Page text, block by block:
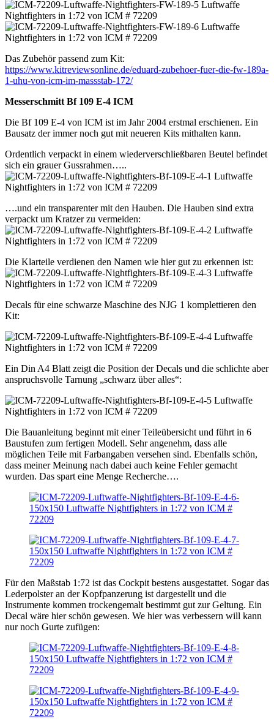
Das Zubehör passend zum Kit:
https://www.kitreviewsonline.de/eduard-zubehoer-fuer-die-fw-189a-
1-uhu-von-icm-im-massstab-172/
Messerschmitt Bf 109 E-4 ICM
Die Bf 109 E-4 von ICM ist im Jahr 2004 erstmal erschienen. Ein
Bausatz der immer noch gut mit neueren Kits mithalten kann.
Ordentlich verpackt in einem wiederverschließbaren Beutel befindet
sich ein grauer Gussrahmen…..
….und ein transparenter mit den Hauben. Die Hauben sind extra
verpackt um Kratzer zu vermeiden:
Die Klarteile verdienen den Namen wie hier gut zu erkennen ist:
Decals für eine schwarze Maschine des NJG 1 komplettieren den
Kit:
Ein Din A4 Blatt zeigt die Position der Decals und die schlichte aber
anspruchsvolle Tarnung „schwarz über alles“:
Die Bauanleitung beginnt mit einer Teileübersicht und führt in 6
Baustufen zum fertigen Modell. Sehr angenehm, dass alle
möglichen Teile mit Farbangaben versehen sind. Ebenfalls schön,
dass meiner Meinung nach dabei auch keine Fehler gemacht
wurden. Das spart eine Menge Recherche….
Für den Maßstab 1:72 ist das Cockpit bestens ausgestattet. Sogar das
Lederpolster an der Kopfpanzerung ist dargestellt und die
Instrumente kommen trockengemalt bestimmt gut zur Geltung. Ein
Decal wäre hier schön gewesen. We hier was verbessern will kann
nur noch Gurte zufügen: